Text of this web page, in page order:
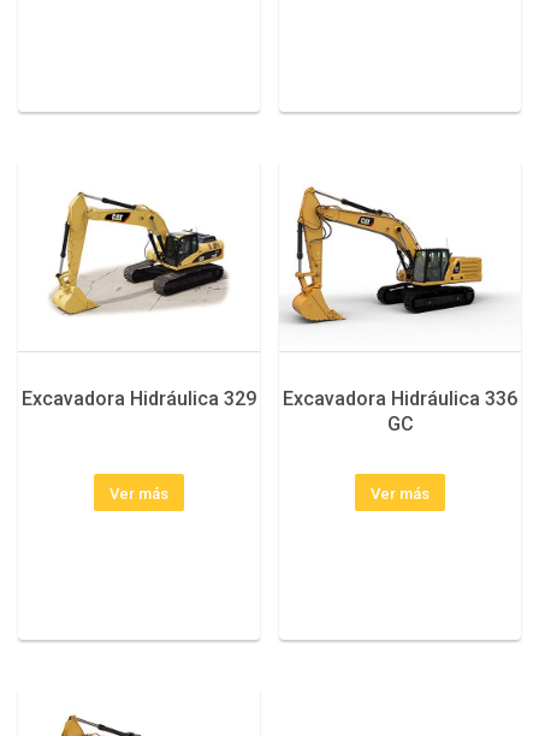
Excavadora Hidráulica 329
Ver más
Excavadora Hidráulica 336
GC
Ver más